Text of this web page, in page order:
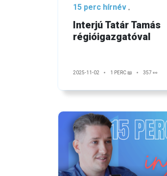
15 perc hírnév
Interjú Tatár Tamás
régióigazgatóval
2025-11-02 1 PERC 📖 357 👀